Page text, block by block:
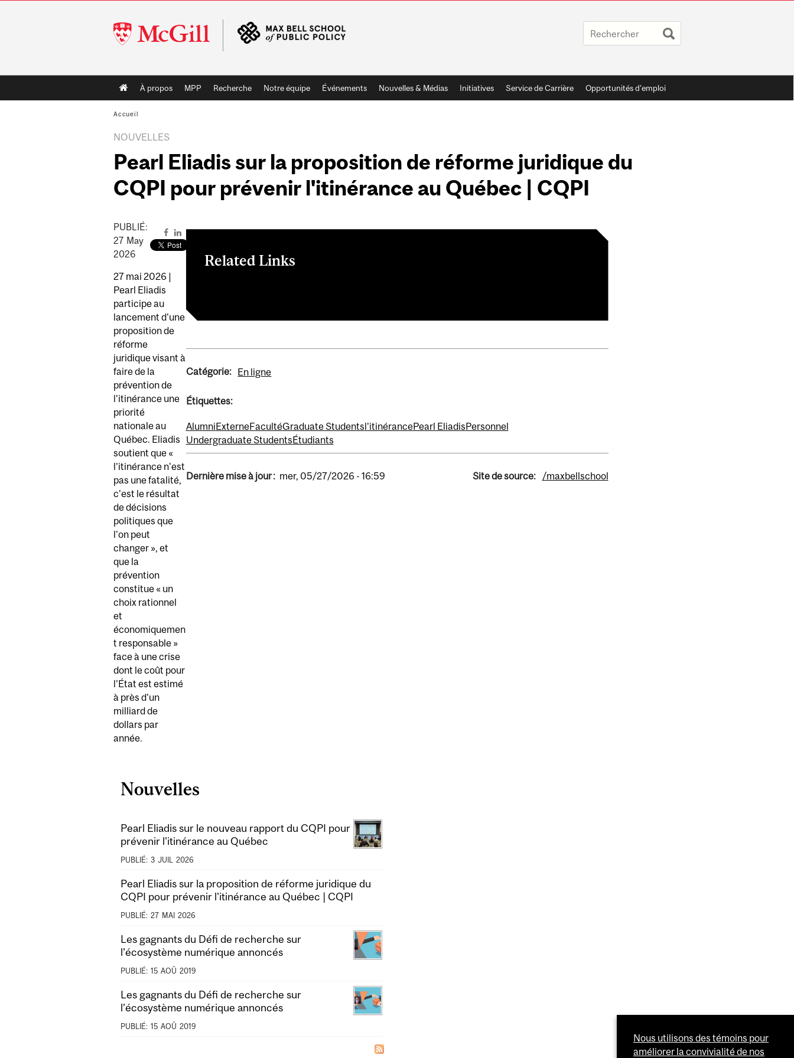
McGill
University
Main
navigation
À propos MPP Recherche Notre équipe Événements Nouvelles & Médias Initiatives Service de Carrière Opportunités d'emploi
Accueil
NOUVELLES
Pearl Eliadis sur la proposition de réforme juridique du
CQPI pour prévenir l'itinérance au Québec | CQPI
PUBLIÉ:
27 May
2026
27 mai 2026 |
Pearl Eliadis
participe au
lancement d'une
proposition de
réforme
juridique visant à
faire de la
prévention de
l'itinérance une
priorité
nationale au
Québec. Eliadis
soutient que «
l'itinérance n'est
pas une fatalité,
c'est le résultat
de décisions
politiques que
l'on peut
changer », et
que la
prévention
constitue « un
choix rationnel
et
économiquemen
t responsable »
face à une crise
dont le coût pour
l'État est estimé
à près d'un
milliard de
dollars par
année.
Related Links
Catégorie: En ligne
Étiquettes:
AlumniExterneFacultéGraduate Studentsl'itinérancePearl EliadisPersonnel
Undergraduate StudentsÉtudiants
Dernière mise à jour : mer, 05/27/2026 - 16:59 Site de source: /maxbellschool
Nouvelles
Pearl Eliadis sur le nouveau rapport du CQPI pour
prévenir l'itinérance au Québec
PUBLIÉ: 3 JUIL 2026
Pearl Eliadis sur la proposition de réforme juridique du
CQPI pour prévenir l'itinérance au Québec | CQPI
PUBLIÉ: 27 MAI 2026
Les gagnants du Défi de recherche sur
l’écosystème numérique annoncés
PUBLIÉ: 15 AOÛ 2019
Les gagnants du Défi de recherche sur
l’écosystème numérique annoncés
PUBLIÉ: 15 AOÛ 2019
Nous utilisons des témoins pour
améliorer la convivialité de nos